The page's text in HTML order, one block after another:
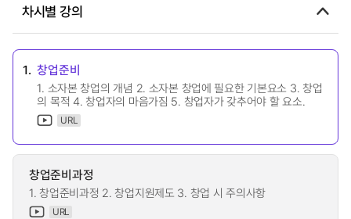
차시별 강의
1. 창업준비
1. 소자본 창업의 개념 2. 소자본 창업에 필요한 기본요소 3. 창업
의 목적 4. 창업자의 마음가짐 5. 창업자가 갖추어야 할 요소.
URL
창업준비과정
1. 창업준비과정 2. 창업지원제도 3. 창업 시 주의사항
URL